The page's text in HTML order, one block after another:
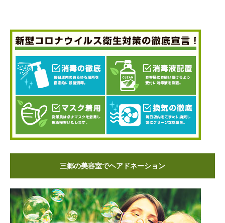
三郷の美容室でヘアドネーション